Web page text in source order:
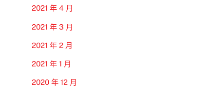
2021 年 4 月
2021 年 3 月
2021 年 2 月
2021 年 1 月
2020 年 12 月